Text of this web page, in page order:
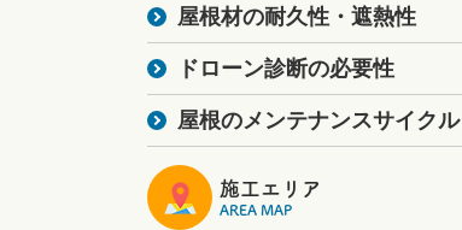
屋根材の耐久性・遮熱性
ドローン診断の必要性
屋根のメンテナンスサイクル
施工エリア
AREA MAP